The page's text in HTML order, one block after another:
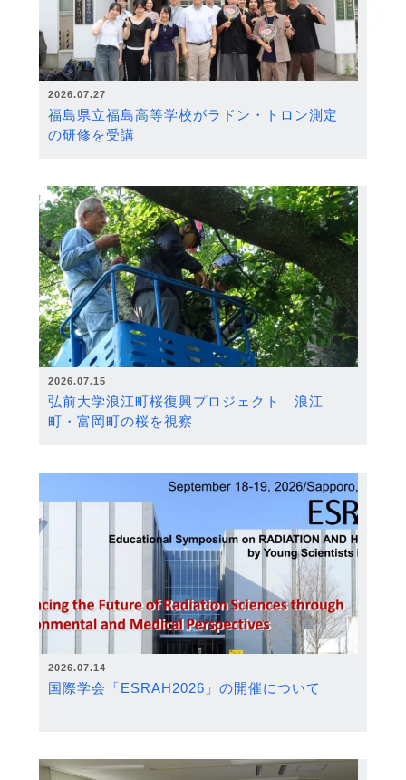
2026.07.27
福島県立福島高等学校がラドン・トロン測定
の研修を受講
2026.07.15
弘前大学浪江町桜復興プロジェクト 浪江
町・富岡町の桜を視察
2026.07.14
国際学会「ESRAH2026」の開催について